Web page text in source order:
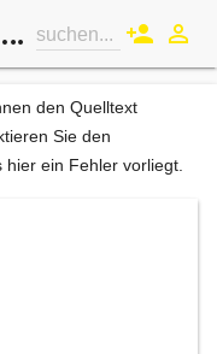
Informatikdidaktik-Wiki suchen... person_add perm_identity
den Quelltext
Sie den
ein Fehler vorliegt.